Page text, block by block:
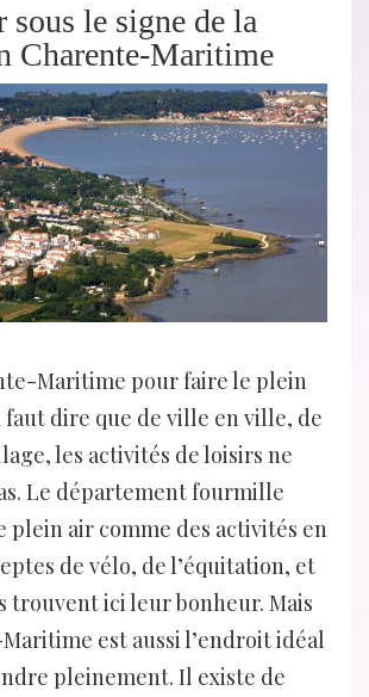
sous le signe de la
Charente-Maritime
Maritime pour faire le plein
faut dire que de ville en ville, de
les activités de loisirs ne
Le département fourmille
plein air comme des activités en
de vélo, de l’équitation, et
trouvent ici leur bonheur. Mais
est aussi l’endroit idéal
pleinement. Il existe de